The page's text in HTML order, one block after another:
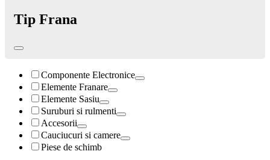
Tip Frana
Componente Electronice
Elemente Franare
Elemente Sasiu
Suruburi si rulmenti
Accesorii
Cauciucuri si camere
Piese de schimb